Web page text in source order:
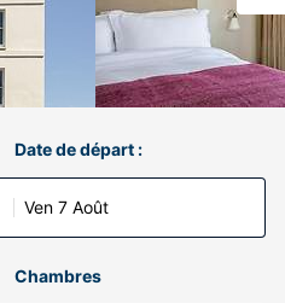
Date de départ :
Ven 7 Août
Chambres